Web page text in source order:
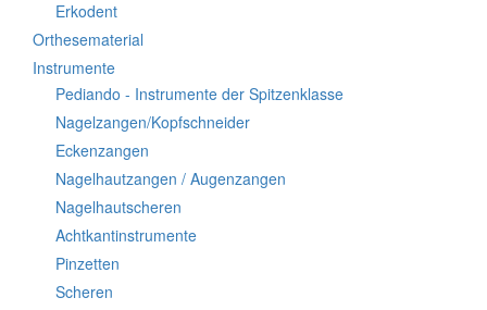
Erkodent
Orthesematerial
Instrumente
Pediando - Instrumente der Spitzenklasse
Nagelzangen/Kopfschneider
Eckenzangen
Nagelhautzangen / Augenzangen
Nagelhautscheren
Achtkantinstrumente
Pinzetten
Scheren